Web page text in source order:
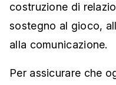
costruzione di
sostegno al gioco,
alla comunicazione.
Per assicurare che